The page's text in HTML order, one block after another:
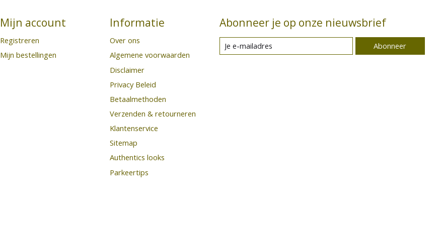
Mijn account
Registreren
Mijn bestellingen
Informatie
Over ons
Algemene voorwaarden
Disclaimer
Privacy Beleid
Betaalmethoden
Verzenden & retourneren
Klantenservice
Sitemap
Authentics looks
Parkeertips
Abonneer je op onze nieuwsbrief
Abonneer